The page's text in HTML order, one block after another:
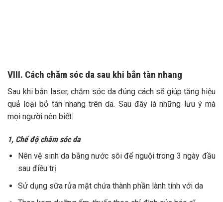
VIII. Cách chăm sóc da sau khi bắn tàn nhang
Sau khi bắn laser, chăm sóc da đúng cách sẽ giúp tăng hiệu
quả loại bỏ tàn nhang trên da. Sau đây là những lưu ý mà
mọi người nên biết:
1, Chế độ chăm sóc da
Nên vệ sinh da bằng nước sôi để nguội trong 3 ngày đầu
sau điều trị
Sử dụng sữa rửa mặt chứa thành phần lành tính với da